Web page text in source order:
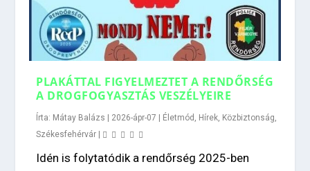
PLAKÁTTAL FIGYELMEZTET A RENDŐRSÉG
A DROGFOGYASZTÁS VESZÉLYEIRE
Írta: Mátay Balázs | 2026-ápr-07 | Életmód Hírek Közbiztonság
Székesfehérvár |
Idén is folytatódik a rendőrség 2025-ben